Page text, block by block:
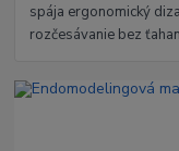
spája ergonomický
rozčesávanie bez